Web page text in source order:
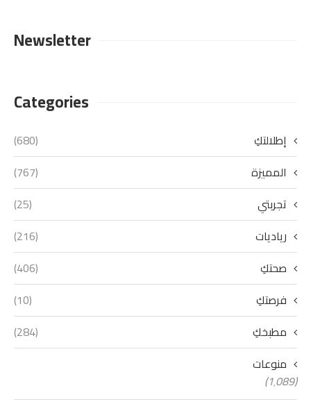
Newsletter
Categories
إطلالتكِ
(680)
المميزة
(767)
تجربتي
(25)
رياديات
(216)
صحتكِ
(406)
فرصتكِ
(10)
مطبخكِ
(284)
منوعات
(1٬089)